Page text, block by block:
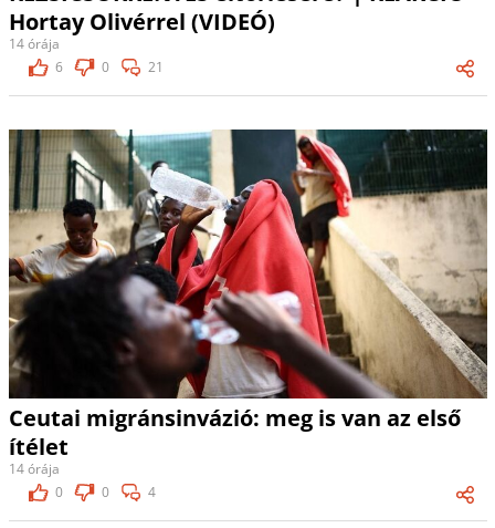
Hortay Olivérrel (VIDEÓ)
14 órája
6
0 21
Ceutai migránsinvázió: meg is van az első
ítélet
14 órája
0
0 4